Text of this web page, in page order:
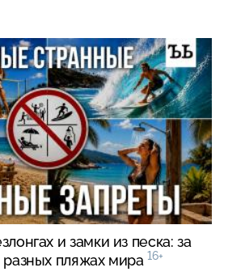
и замки из песка: за
пляжах мира 16+